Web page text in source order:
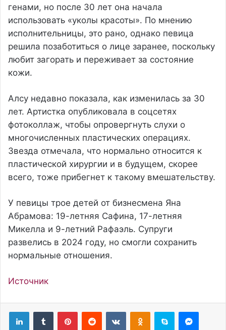
генами, но после 30 лет она начала
использовать «уколы красоты». По мнению
исполнительницы, это рано, однако певица
решила позаботиться о лице заранее, поскольку
любит загорать и переживает за состояние
кожи.
Алсу недавно показала, как изменилась за 30
лет. Артистка опубликовала в соцсетях
фотоколлаж, чтобы опровергнуть слухи о
многочисленных пластических операциях.
Звезда отмечала, что нормально относится к
пластической хирургии и в будущем, скорее
всего, тоже прибегнет к такому вмешательству.
У певицы трое детей от бизнесмена Яна
Абрамова: 19-летняя Сафина, 17-летняя
Микелла и 9-летний Рафаэль. Супруги
развелись в 2024 году, но смогли сохранить
нормальные отношения.
Источник